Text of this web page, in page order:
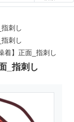
指刺し
指刺し
着】正面_指刺し
_指刺し